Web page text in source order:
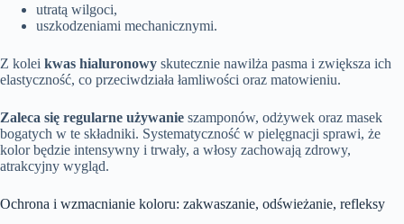
utratą wilgoci,
uszkodzeniami mechanicznymi.
Z kolei kwas hialuronowy skutecznie nawilża pasma i zwiększa ich
elastyczność, co przeciwdziała łamliwości oraz matowieniu.
Zaleca się regularne używanie szamponów, odżywek oraz masek
bogatych w te składniki. Systematyczność w pielęgnacji sprawi, że
kolor będzie intensywny i trwały, a włosy zachowają zdrowy,
atrakcyjny wygląd.
Ochrona i wzmacnianie koloru: zakwaszanie, odświeżanie, refleksy